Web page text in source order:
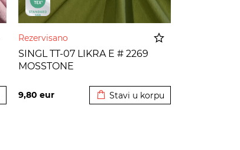
Rezervisano
SINGL TT-07 LIKRA E # 2269
MOSSTONE
9,80eur Stavi u korpu